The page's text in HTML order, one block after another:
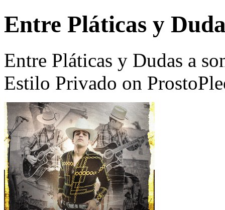
Entre Pláticas y
Entre Pláticas y Dudas a
Estilo Privado on